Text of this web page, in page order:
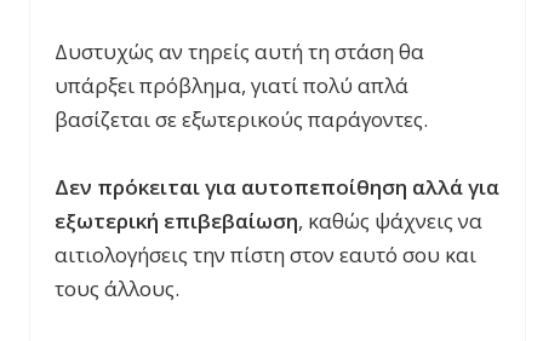
Δυστυχώς αν τηρείς αυτή τη στάση θα
υπάρξει πρόβλημα, γιατί πολύ απλά
βασίζεται σε εξωτερικούς παράγοντες.
Δεν πρόκειται για αυτοπεποίθηση αλλά για
εξωτερική επιβεβαίωση, καθώς ψάχνεις να
αιτιολογήσεις την πίστη στον εαυτό σου και
τους άλλους.